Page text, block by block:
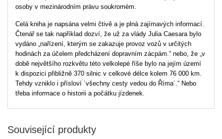
osoby v mezinárodním právu soukromém.
Celá kniha je napsána velmi čtivě a je plná zajímavých informací.
Čtenář se tak například dozví, že už za vlády Julia Caesara bylo
vydáno „nařízení, kterým se zakazuje provoz vozů v určitých
hodinách za účelem předcházení dopravním zácpám.“ nebo, že „v
době největšího rozkvětu této velkolepé říše bylo na jejím území
k dispozici přibližně 370 silnic v celkové délce kolem 76 000 km.
Tehdy vzniklo i přísloví ´všechny cesty vedou do Říma´.“ Nebo
třeba informace o historii a počátku jízdenek.
Související produkty